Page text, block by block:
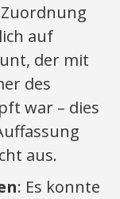
auf
der mit
des
war – dies
aus.
: Es konnte